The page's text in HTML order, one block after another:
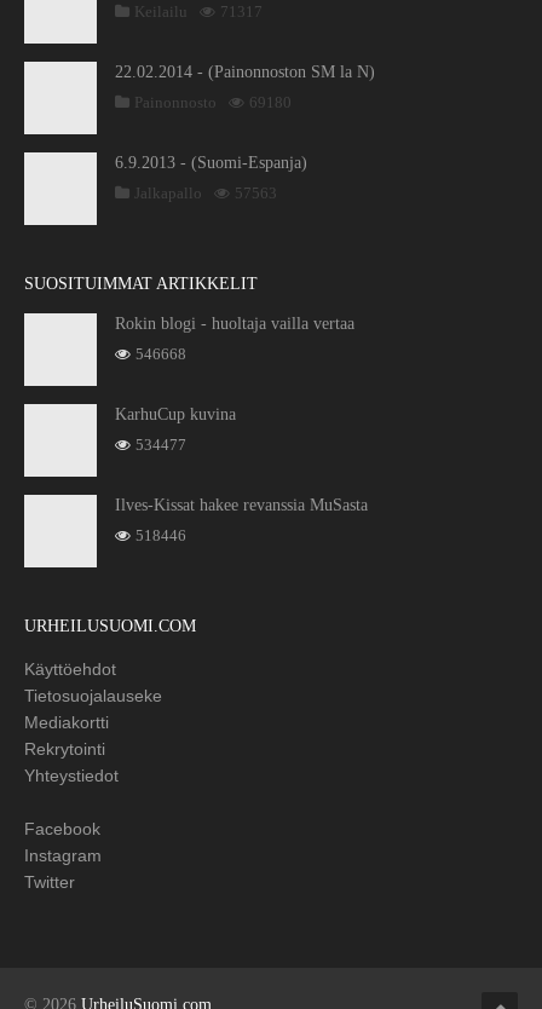
Keilailu
71317
22.02.2014 - (Painonnoston SM la N)
Painonnosto
69180
6.9.2013 - (Suomi-Espanja)
Jalkapallo
57563
SUOSITUIMMAT ARTIKKELIT
Rokin blogi - huoltaja vailla vertaa
546668
KarhuCup kuvina
534477
Ilves-Kissat hakee revanssia MuSasta
518446
URHEILUSUOMI.COM
Käyttöehdot
Tietosuojalauseke
Mediakortti
Rekrytointi
Yhteystiedot
Facebook
Instagram
Twitter
© 2026 UrheiluSuomi.com